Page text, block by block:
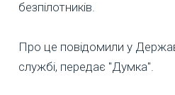
безпілотників.
Про це повідомили у
службі, передає "Думка".